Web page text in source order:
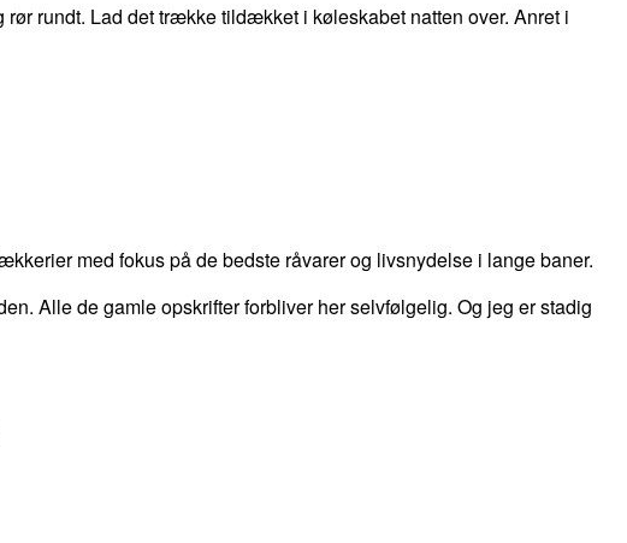
rundt. Lad det trække tildækket i køleskabet natten over. Anret i
med fokus på de bedste råvarer og livsnydelse i lange baner.
Alle de gamle opskrifter forbliver her selvfølgelig. Og jeg er stadig